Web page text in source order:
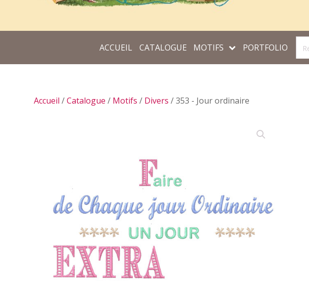
ACCUEIL CATALOGUE MOTIFS PORTFOLIO
Accueil /Catalogue / Motifs / Divers / 353 - Jour ordinaire